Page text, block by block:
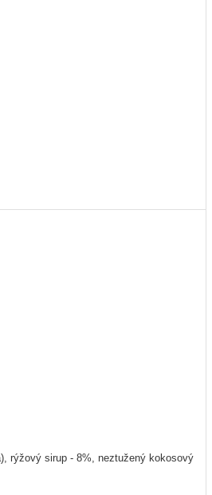
rýžový sirup - 8%, neztužený kokosový